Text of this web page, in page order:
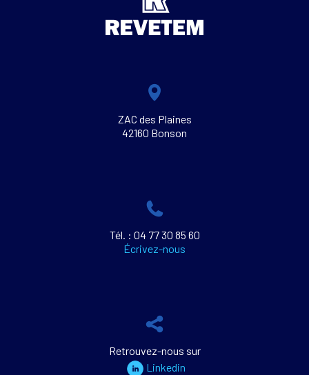
ZAC des Plaines
42160 Bonson
Tél. : 04 77 30 85 60
Écrivez-nous
Retrouvez-nous sur
Linkedin